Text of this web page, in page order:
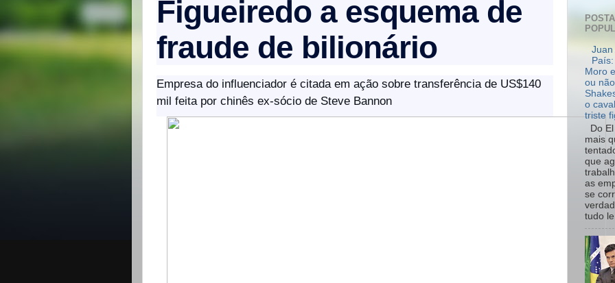
Figueiredo a esquema de
fraude de bilionário
Empresa do influenciador é citada em ação sobre transferência de US$140
mil feita por chinês ex-sócio de Steve Bannon
Juan
Moro
ou
o
triste
Do
mais
que
as
se
tudo